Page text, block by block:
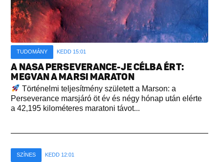
TUDOMÁNY KEDD 15:01
A NASA PERSEVERANCE-JE CÉLBA ÉRT:
MEGVAN A MARSI MARATON
Történelmi teljesítmény született a Marson: a
Perseverance marsjáró öt év és négy hónap után elérte
a 42,195 kilométeres maratoni távot...
SZÍNES KEDD 12:01